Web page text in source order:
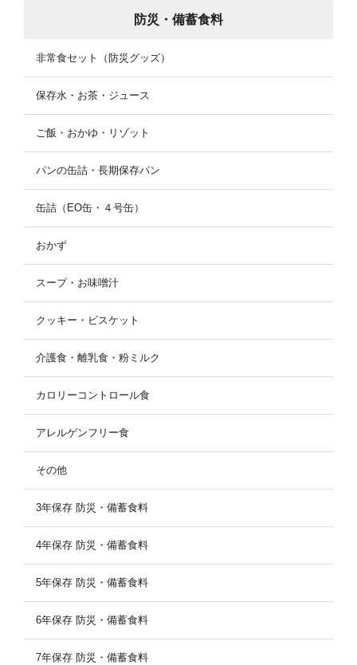
防災・備蓄食料
非常食セット（防災グッズ）
保存水・お茶・ジュース
ご飯・おかゆ・リゾット
パンの缶詰・長期保存パン
缶詰（EO缶・４号缶）
おかず
スープ・お味噌汁
クッキー・ビスケット
介護食・離乳食・粉ミルク
カロリーコントロール食
アレルゲンフリー食
その他
3年保存 防災・備蓄食料
4年保存 防災・備蓄食料
5年保存 防災・備蓄食料
6年保存 防災・備蓄食料
7年保存 防災・備蓄食料